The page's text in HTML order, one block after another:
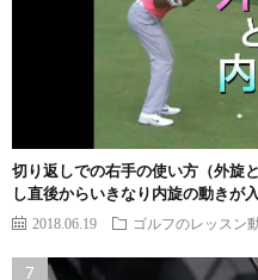
切り返しでの右手の使い方（外旋
し直後からいきなり内旋の動きが
2018.06.19 ゴルフのレッスン